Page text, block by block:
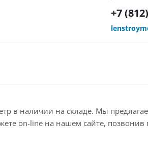
+7
в наличии на складе. Мы
on-line на нашем сайте, позвонив